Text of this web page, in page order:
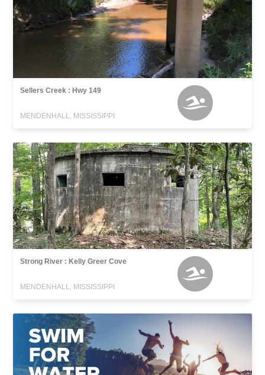
Sellers Creek : Hwy 149
MENDENHALL, MISSISSIPPI
Strong River : Kelly Greer Cove
MENDENHALL, MISSISSIPPI